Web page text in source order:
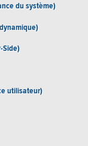
du système)
Side)
utilisateur)